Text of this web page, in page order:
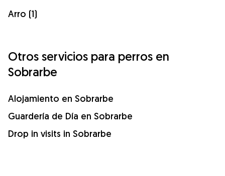
Arro (1)
Otros servicios para perros en
Sobrarbe
Alojamiento en Sobrarbe
Guardería de Día en Sobrarbe
Drop in visits in Sobrarbe